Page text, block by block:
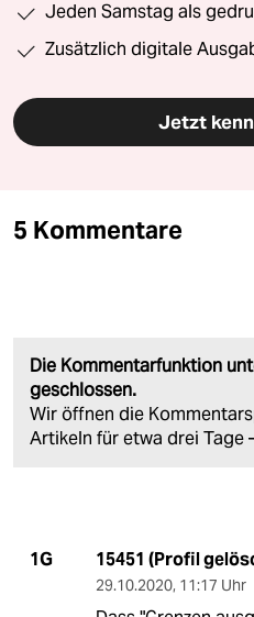
Jeden Samstag als
Zusätzlich digitale
Jetzt
5 Kommentare
Die Kommentarfunktion
geschlossen.
Wir öffnen die
Artikeln für etwa drei Tage
1G 15451 (Profil
29.10.2020, 11:17 Uhr